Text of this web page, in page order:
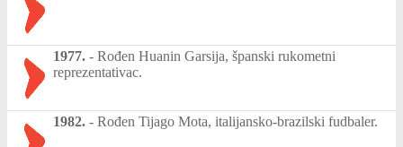
1977. - Rođen Huanin Garsija, španski rukometni
reprezentativac.
1982. - Rođen Tijago Mota, italijansko-brazilski fudbaler.